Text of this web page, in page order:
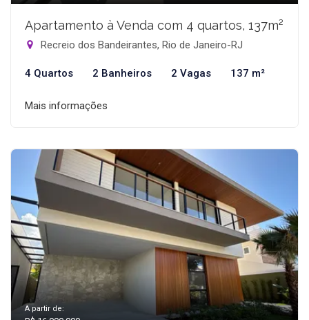
Apartamento à Venda com 4 quartos, 137m²
Recreio dos Bandeirantes, Rio de Janeiro-RJ
4 Quartos 2 Banheiros 2 Vagas 137 m²
Mais informações
A partir de: